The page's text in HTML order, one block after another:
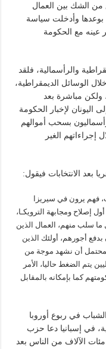
من الشك بين العمال
بوعدها وأدخلت سياسة
مع الحكومة
والرأسمالية، فلقد
الوسائل الديمقراطية،
ولكن مباشرة بعد
اليونان لإخبار الحكومة
بسحب أموالهم
إجراءاتهم الغير
بعد الانتخابات فيقول:
فهم يرون في سيريزا
إصلاح ومجابهة الترويكـا،
سلب منهم، العمال الذين
4 أشهر سيطالبون بدفع أجورهم، أولئك الذين
أن نشهد موجة من
يتم الضغط حاليا، الأمر
كما بإمكانه بالمقابل
في ربوع أوروبا
في إسبانيا دعا حزب
الآلاف من الناس بعد